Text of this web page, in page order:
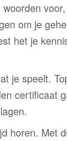
woorden
om je
het je
je speelt.
certificaat
horen. Met